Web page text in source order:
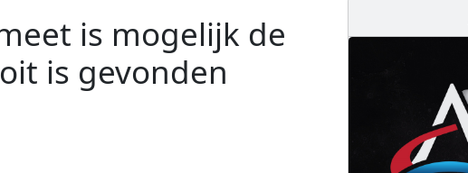
is mogelijk de
is gevonden